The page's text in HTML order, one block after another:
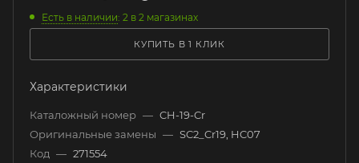
Есть в наличии: 2 в 2 магазинах
КУПИТЬ В 1 КЛИК
Характеристики
Каталожный номер — CH-19-Cr
Оригинальные замены — SC2_Cr19, HC07
Код — 271554